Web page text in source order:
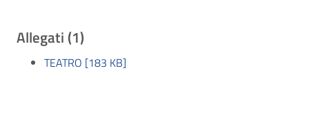
Allegati (1)
TEATRO [183 KB]